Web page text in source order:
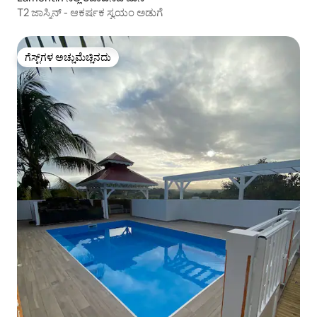
T2 ಜಾಸ್ಮಿನ್ - ಆಕರ್ಷಕ ಸ್ವಯಂ ಅಡುಗೆ
ಗೆಸ್ಟ್‌ಗಳ ಅಚ್ಚುಮೆಚ್ಚಿನದು
ಗೆಸ್ಟ್‌ಗಳ ಅಚ್ಚುಮೆಚ್ಚಿನದು